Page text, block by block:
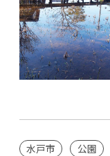
水戸市 公園